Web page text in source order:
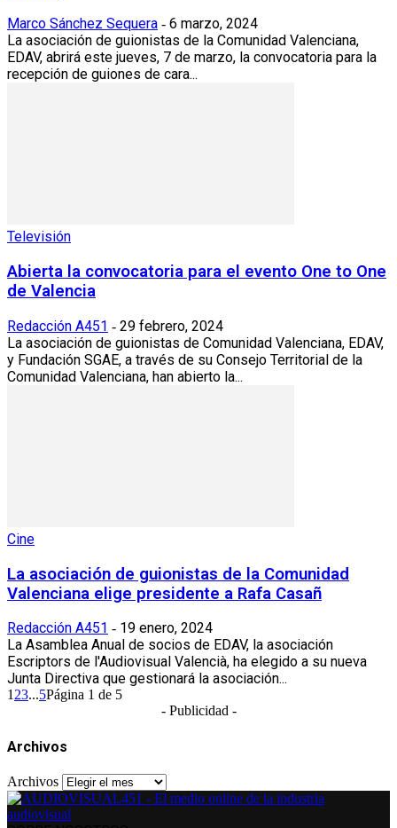
Marco Sánchez Sequera - 6 marzo, 2024
La asociación de guionistas de la Comunidad Valenciana,
EDAV, abrirá este jueves, 7 de marzo, la convocatoria para la
recepción de guiones de cara...
Televisión
Abierta la convocatoria para el evento One to One
de Valencia
Redacción A451 - 29 febrero, 2024
La asociación de guionistas de Comunidad Valenciana, EDAV,
y Fundación SGAE, a través de su Consejo Territorial de la
Comunidad Valenciana, han abierto la...
Cine
La asociación de guionistas de la Comunidad
Valenciana elige presidente a Rafa Casañ
Redacción A451 - 19 enero, 2024
La Asamblea Anual de socios de EDAV, la asociación
Escriptors de l'Audiovisual Valencià, ha elegido a su nueva
Junta Directiva que gestionará la asociación...
1 23...5Página 1 de 5
- Publicidad -
Archivos
Archivos